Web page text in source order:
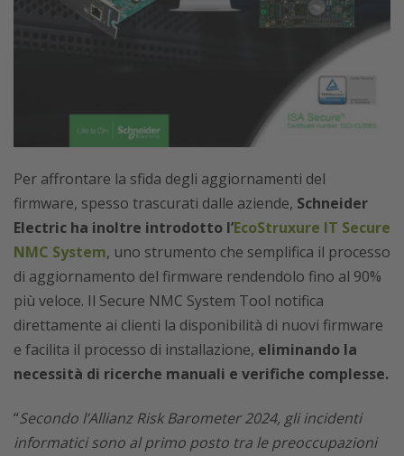
Per affrontare la sfida degli aggiornamenti del
firmware, spesso trascurati dalle aziende, Schneider
Electric ha inoltre introdotto l’EcoStruxure IT Secure
NMC System, uno strumento che semplifica il processo
di aggiornamento del firmware rendendolo fino al 90%
più veloce. Il Secure NMC System Tool notifica
direttamente ai clienti la disponibilità di nuovi firmware
e facilita il processo di installazione, eliminando la
necessità di ricerche manuali e verifiche complesse.
“Secondo l’Allianz Risk Barometer 2024, gli incidenti
informatici sono al primo posto tra le preoccupazioni